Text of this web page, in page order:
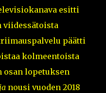
esitti
viidessätoista
päätti
kolmeentoista
osan lopetuksen
nousi vuoden 2018